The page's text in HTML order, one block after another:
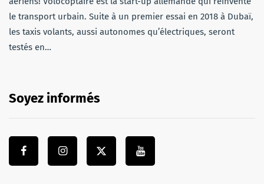
le transport urbain. Suite à un premier essai en 2018 à Dubaï,
les taxis volants, aussi autonomes qu’électriques, seront
testés en…
Soyez informés